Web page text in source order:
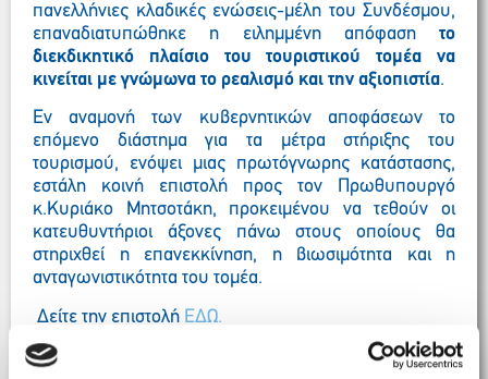
πανελλήνιες κλαδικές ενώσεις-μέλη του Συνδέσμου,
επαναδιατυπώθηκε η ειλημμένη απόφαση το
διεκδικητικό πλαίσιο του τουριστικού τομέα να
κινείται με γνώμωνα το ρεαλισμό και την αξιοπιστία.
Εν αναμονή των κυβερνητικών αποφάσεων το
επόμενο διάστημα για τα μέτρα στήριξης του
τουρισμού, ενόψει μιας πρωτόγνωρης κατάστασης,
εστάλη κοινή επιστολή προς τον Πρωθυπουργό
κ.Κυριάκο Μητσοτάκη, προκειμένου να τεθούν οι
κατευθυντήριοι άξονες πάνω στους οποίους θα
στηριχθεί η επανεκκίνηση, η βιωσιμότητα και η
ανταγωνιστικότητα του τομέα.
Δείτε την επιστολή ΕΔΩ.
Οι 13 πανελλήνιες κλαδικές ενώσεις-μέλη τουΣΕΤΕ